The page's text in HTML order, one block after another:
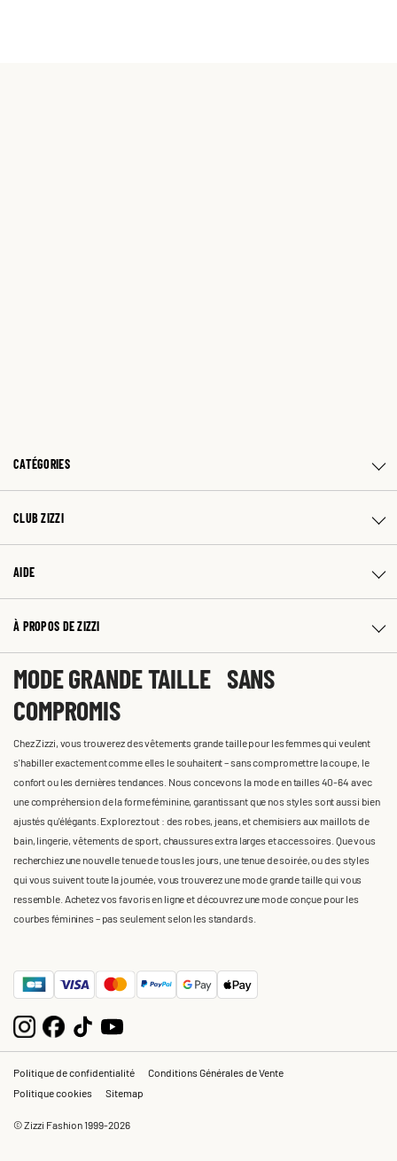
CATÉGORIES
CLUB ZIZZI
AIDE
À PROPOS DE ZIZZI
MODE GRANDE TAILLE SANS
COMPROMIS
Chez Zizzi, vous trouverez des vêtements grande taille pour les femmes qui veulent
s'habiller exactement comme elles le souhaitent – sans compromettre la coupe, le
confort ou les dernières tendances. Nous concevons la mode en tailles 40-64 avec
une compréhension de la forme féminine, garantissant que nos styles sont aussi bien
ajustés qu'élégants. Explorez tout : des robes, jeans, et chemisiers aux maillots de
bain, lingerie, vêtements de sport, chaussures extra larges et accessoires. Que vous
recherchiez une nouvelle tenue de tous les jours, une tenue de soirée, ou des styles
qui vous suivent toute la journée, vous trouverez une mode grande taille qui vous
ressemble. Achetez vos favoris en ligne et découvrez une mode conçue pour les
courbes féminines – pas seulement selon les standards.
Politique de confidentialité
Conditions Générales de Vente
Politique cookies
Sitemap
© Zizzi Fashion 1999-2026